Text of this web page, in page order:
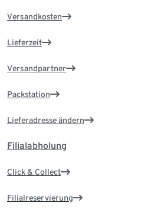
Versandkosten
Lieferzeit
Versandpartner
Packstation
Lieferadresse ändern
Filialabholung
Click & Collect
Filialreservierung